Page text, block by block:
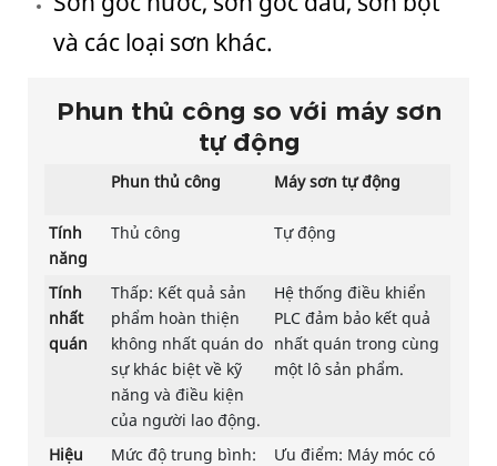
và các loại sơn khác.
Phun thủ công so với máy sơn
tự động
Phun thủ công Máy sơn tự động
Tính
năng
Thủ công Tự động
Tính
nhất
quán
Thấp: Kết quả sản
phẩm hoàn thiện
không nhất quán do
sự khác biệt về kỹ
năng và điều kiện
của người lao động.
Hệ thống điều khiển
PLC đảm bảo kết quả
nhất quán trong cùng
một lô sản phẩm.
Hiệu
Mức độ trung bình:
Ưu điểm: Máy móc có